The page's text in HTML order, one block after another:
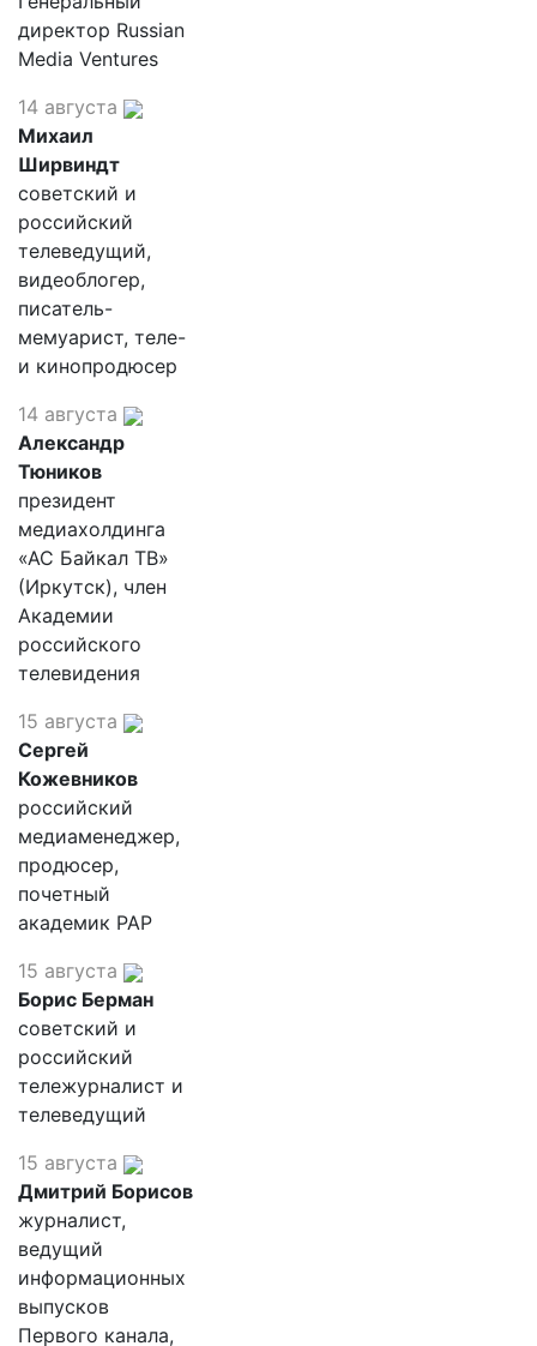
директор Russian
Media Ventures
14 августа
Михаил
Ширвиндт
советский и
российский
телеведущий,
видеоблогер,
писатель-
мемуарист, теле-
и кинопродюсер
14 августа
Александр
Тюников
президент
медиахолдинга
«АС Байкал ТВ»
(Иркутск), член
Академии
российского
телевидения
15 августа
Сергей
Кожевников
российский
медиаменеджер,
продюсер,
почетный
академик РАР
15 августа
Борис Берман
советский и
российский
тележурналист и
телеведущий
15 августа
Дмитрий Борисов
журналист,
ведущий
информационных
выпусков
Первого канала,